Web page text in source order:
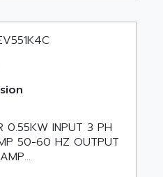
0.55KW INPUT 3 PH
50-60 HZ OUTPUT